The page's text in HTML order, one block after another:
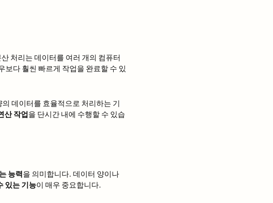
처리는 데이터를 여러 개의 컴퓨터
보다 훨씬 빠르게 작업을 완료할 수 있
데이터를 효율적으로 처리하는 기
산 작업을 단시간 내에 수행할 수 있습
능력을 의미합니다. 데이터 양이나
있는 기능이 매우 중요합니다.